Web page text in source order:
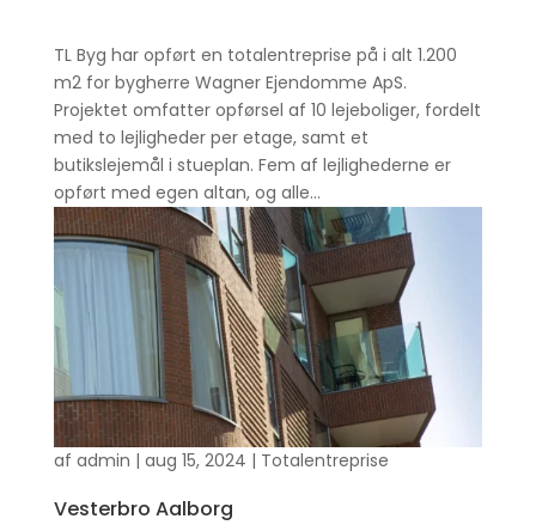
Vesterbro Aalborg
af admin | aug 15, 2024 | Totalentreprise
TL Byg har opført en totalentreprise på i alt 1.200
m2 for bygherre Wagner Ejendomme ApS.
Projektet omfatter opførsel af 10 lejeboliger, fordelt
med to lejligheder per etage, samt et
butikslejemål i stueplan. Fem af lejlighederne er
opført med egen altan, og alle...